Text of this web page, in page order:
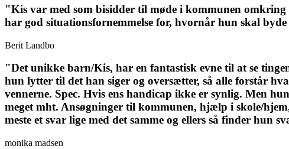
"Kis var med som bisidder til møde i kommunen
har god situationsfornemmelse for, hvornår hun skal
Berit Landbo
"Det unikke barn/Kis, har en fantastisk evne til at se
hun lytter til det han siger og oversætter, så alle forstår
vennerne. Spec. Hvis ens handicap ikke er synlig. Men
meget mht. Ansøgninger til kommunen, hjælp i skole/
meste et svar lige med det samme og ellers så finder hun
monika madsen